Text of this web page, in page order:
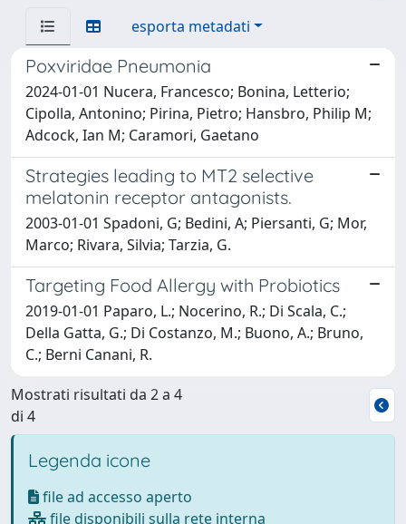
esporta metadati
Poxviridae Pneumonia
2024-01-01 Nucera, Francesco; Bonina, Letterio;
Cipolla, Antonino; Pirina, Pietro; Hansbro, Philip M;
Adcock, Ian M; Caramori, Gaetano
Strategies leading to MT2 selective
melatonin receptor antagonists.
2003-01-01 Spadoni, G; Bedini, A; Piersanti, G; Mor,
Marco; Rivara, Silvia; Tarzia, G.
Targeting Food Allergy with Probiotics
2019-01-01 Paparo, L.; Nocerino, R.; Di Scala, C.;
Della Gatta, G.; Di Costanzo, M.; Buono, A.; Bruno,
C.; Berni Canani, R.
Mostrati risultati da 2 a 4
di 4
Legenda icone
file ad accesso aperto
file disponibili sulla rete interna